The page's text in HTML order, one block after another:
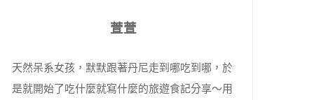
萱萱
天然呆系女孩，默默跟著丹尼走到哪吃到哪，於
是就開始了吃什麼就寫什麼的旅遊食記分享～用